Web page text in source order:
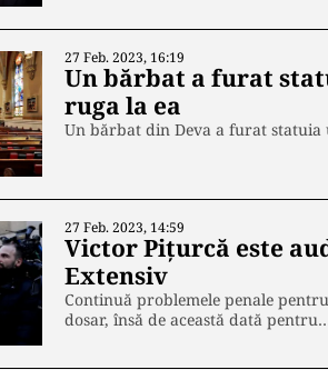
27 Feb. 2023, 16:19
Un bărbat a furat
ruga la ea
Un bărbat din Deva a furat statuia
27 Feb. 2023, 14:59
Victor Pițurcă este
Extensiv
Continuă problemele penale
dosar, însă de această dată